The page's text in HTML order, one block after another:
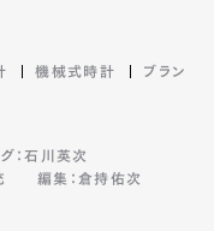
機械式時計
ブラン
：石川英次
編集：倉持佑次